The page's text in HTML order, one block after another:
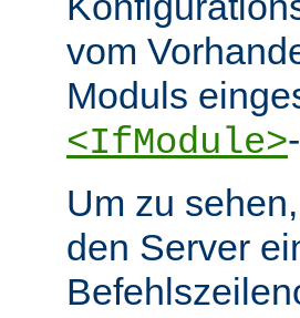
vom
Moduls
<IfModule>
Um zu
den Server